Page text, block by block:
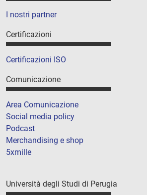
I nostri partner
Certificazioni
Certificazioni ISO
Comunicazione
Area Comunicazione
Social media policy
Podcast
Merchandising e shop
5xmille
Università degli Studi di Perugia